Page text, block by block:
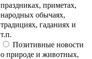
праздниках, приметах,
народных обычаях,
традициях, гаданиях и
т.п.
Позитивные новости
о природе и животных,